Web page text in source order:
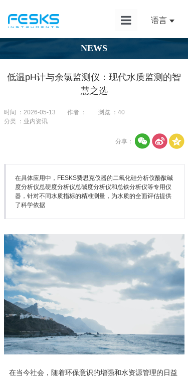
语言
应用案例
新闻资讯
关于我们
NEWS
低温pH计与余氯监测仪：现代水质监测的智
慧之选
时间 ：2026-05-13 作者 ： 浏览 ： 40
分类 ：业内资讯
分享：
在具体应用中，FESKS费思克仪器的二氧化硅分析仪酚酞碱
度分析仪总硬度分析仪总碱度分析仪和总铁分析仪等专用仪
器，针对不同水质指标的精准测量，为水质的全面评估提供
了科学依据
在当今社会，随着环保意识的增强和水资源管理的日益